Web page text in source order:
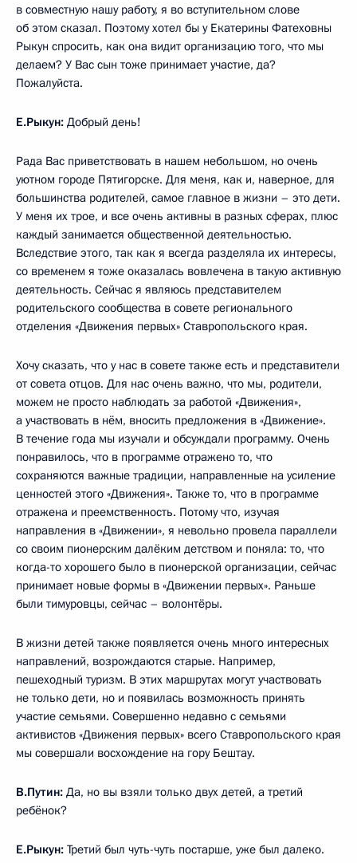
в совместную нашу работу, я во вступительном слове
об этом сказал. Поэтому хотел бы у Екатерины Фатеховны
Рыкун спросить, как она видит организацию того, что мы
делаем? У Вас сын тоже принимает участие, да?
Пожалуйста.
Е.Рыкун: Добрый день!
Рада Вас приветствовать в нашем небольшом, но очень
уютном городе Пятигорске. Для меня, как и, наверное, для
большинства родителей, самое главное в жизни – это дети.
У меня их трое, и все очень активны в разных сферах, плюс
каждый занимается общественной деятельностью.
Вследствие этого, так как я всегда разделяла их интересы,
со временем я тоже оказалась вовлечена в такую активную
деятельность. Сейчас я являюсь представителем
родительского сообщества в совете регионального
отделения «Движения первых» Ставропольского края.
Хочу сказать, что у нас в совете также есть и представители
от совета отцов. Для нас очень важно, что мы, родители,
можем не просто наблюдать за работой «Движения»,
а участвовать в нём, вносить предложения в «Движение».
В течение года мы изучали и обсуждали программу. Очень
понравилось, что в программе отражено то, что
сохраняются важные традиции, направленные на усиление
ценностей этого «Движения». Также то, что в программе
отражена и преемственность. Потому что, изучая
направления в «Движении», я невольно провела параллели
со своим пионерским далёким детством и поняла: то, что
когда-то хорошего было в пионерской организации, сейчас
принимает новые формы в «Движении первых». Раньше
были тимуровцы, сейчас – волонтёры.
В жизни детей также появляется очень много интересных
направлений, возрождаются старые. Например,
пешеходный туризм. В этих маршрутах могут участвовать
не только дети, но и появилась возможность принять
участие семьями. Совершенно недавно с семьями
активистов «Движения первых» всего Ставропольского края
мы совершали восхождение на гору Бештау.
В.Путин: Да, но вы взяли только двух детей, а третий
ребёнок?
Е.Рыкун: Третий был чуть-чуть постарше, уже был далеко.